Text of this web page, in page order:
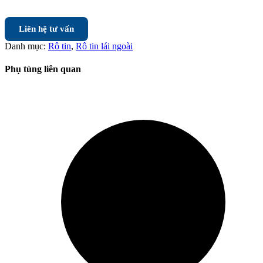
Liên hệ tư vấn
Danh mục: Rô tin, Rô tin lái ngoài
Phụ tùng liên quan